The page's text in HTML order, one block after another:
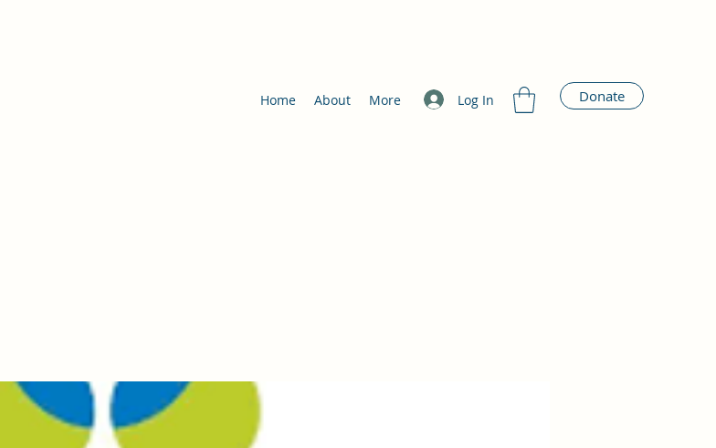
Log In
Home About More Donate